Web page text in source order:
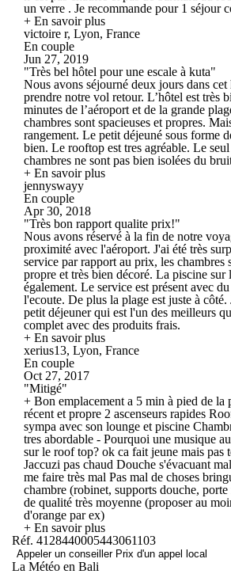
un verre . Je recommande pour 1 séjour
+ En savoir plus
victoire r, Lyon, France
En couple
Jun 27, 2019
"Très bel hôtel pour une escale à kuta"
Nous avons séjourné deux jours dans cet
prendre notre vol retour. L’hôtel est très
minutes de l’aéroport et de la grande
chambres sont spacieuses et propres.
rangement. Le petit déjeuné sous forme
bien. Le rooftop est tres agréable. Le
chambres ne sont pas bien isolées du
+ En savoir plus
jennyswayy
En couple
Apr 30, 2018
"Très bon rapport qualite prix!"
Nous avons réservé à la fin de notre
proximité avec l'aéroport. J'ai été très
service par rapport au prix, les chambres
propre et très bien décoré. La piscine sur
également. Le service est présent avec
l'ecoute. De plus la plage est juste à côté.
petit déjeuner qui est l'un des meilleurs
complet avec des produits frais.
+ En savoir plus
xerius13, Lyon, France
En couple
Oct 27, 2017
"Mitigé"
+ Bon emplacement a 5 min à pied de la
récent et propre 2 ascenseurs rapides
sympa avec son lounge et piscine
tres abordable - Pourquoi une musique
sur le roof top? ok ca fait jeune mais pas
Jaccuzi pas chaud Douche s'évacuant
me faire très mal Pas mal de choses
chambre (robinet, supports douche,
de qualité très moyenne (proposer au
d'orange par ex)
+ En savoir plus
Réf. 4128440005443061103
Appeler un conseiller Prix d'un appel local
La Météo en Bali